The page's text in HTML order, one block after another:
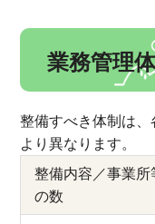
業務管理
整備すべき体制は
より異なります。
整備内容／事業所
の数